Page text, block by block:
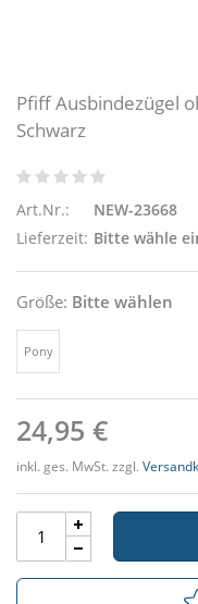
Pfiff Ausbindezügel
Schwarz
Art.Nr.:
NEW-23668
Lieferzeit: Bitte wähle
Größe: Bitte wählen
Pony
24,95 €
inkl. ges. MwSt. zzgl.